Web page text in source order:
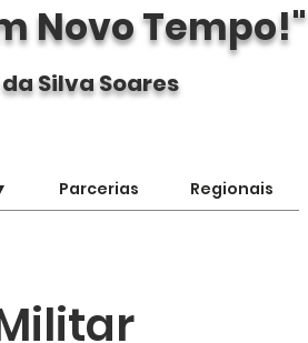
Novo Tempo!"
Silva Soares
Parcerias Regionais